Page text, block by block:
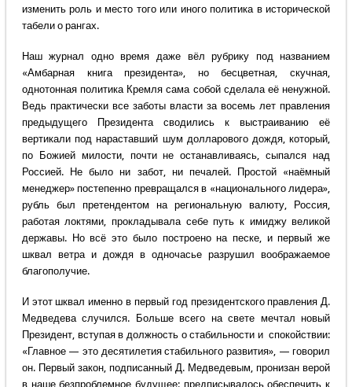
изменить роль и место того или иного политика в исторической
табели о рангах.
Наш журнал одно время даже вёл рубрику под названием
«Амбарная книга президента», но бесцветная, скучная,
однотонная политика Кремля сама собой сделала её ненужной.
Ведь практически все заботы власти за восемь лет правления
предыдущего Президента сводились к выстраиванию её
вертикали под нараставший шум долларового дождя, который,
по Божией милости, почти не останавливаясь, сыпался над
Россией. Не было ни забот, ни печалей. Простой «наёмный
менеджер» постепенно превращался в «национального лидера»,
рубль был претендентом на региональную валюту, Россия,
работая локтями, прокладывала себе путь к имиджу великой
державы. Но всё это было построено на песке, и первый же
шквал ветра и дождя в одночасье разрушил воображаемое
благополучие.
И этот шквал именно в первый год президентского правления Д.
Медведева случился. Больше всего на свете мечтал новый
Президент, вступая в должность о стабильности и спокойствии:
«Главное — это десятилетия стабильного развития», — говорил
он. Первый закон, подписанный Д. Медведевым, пронизан верой
в наше безпроблемное будущее: предписывалось обеспечить к